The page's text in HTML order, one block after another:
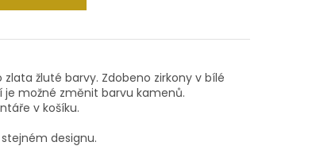
žluté barvy. Zdobeno zirkony v bílé
možné změnit barvu kamenů.
v košíku.
designu.